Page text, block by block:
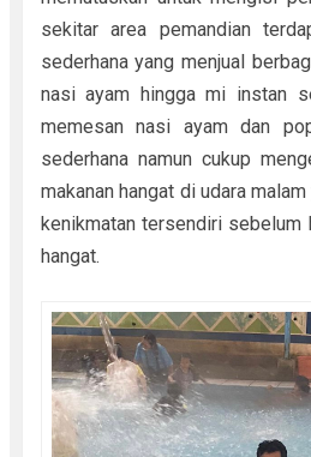
sekitar area pemandian
sederhana yang menjual
nasi ayam hingga mi instan
memesan nasi ayam dan
sederhana namun cukup
makanan hangat di udara
kenikmatan tersendiri sebelum
hangat.